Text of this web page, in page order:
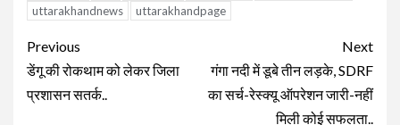
uttarakhandnews
uttarakhandpage
Continue
Reading
Previous
डेंगू की रोकथाम को लेकर जिला
प्रशासन सतर्क..
Next
गंगा नदी में डूबे तीन लड़के, SDRF
का सर्च-रेस्क्यू ऑपरेशन जारी-नहीं
मिली कोई सफलता..